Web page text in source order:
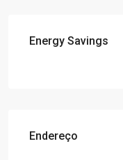
Energy Savings
Endereço